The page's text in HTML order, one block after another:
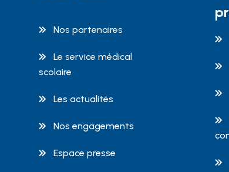
Nos partenaires
Le service médical
scolaire
Les actualités
Nos engagements
Espace presse